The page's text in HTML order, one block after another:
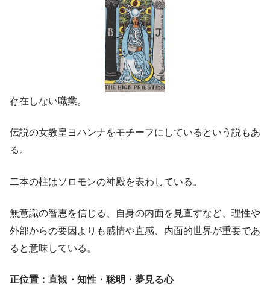
存在しない職業。
伝説の女教皇ヨハンナをモチーフにしているという説もあ
る。
二本の柱はソロモンの神殿を表わしている。
無意識の智恵を信じる、自身の内面を見直すなど、理性や
外部からの要因よりも感情や直感、内面的世界が重要であ
ると意味している。
正位置：直観・知性・聡明・夢見る心